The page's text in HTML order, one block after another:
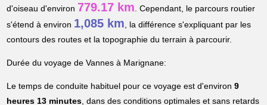
d'oiseau d'environ 779.17 km. Cependant, le parcours routier
s'étend à environ 1,085 km, la différence s'expliquant par les
contours des routes et la topographie du terrain à parcourir.
Durée du voyage de Vannes à Marignane:
Le temps de conduite habituel pour ce voyage est d'environ9
heures 13 minutes, dans des conditions optimales et sans retards